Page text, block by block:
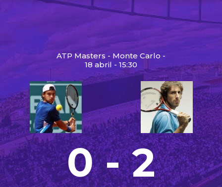
ATP Masters - Monte Carlo -
18 abril - 15:30
0 - 2